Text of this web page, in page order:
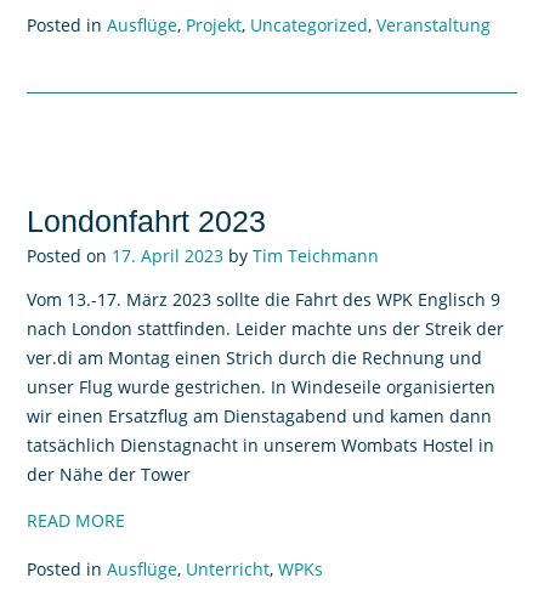
Posted in Ausflüge, Projekt, Uncategorized, Veranstaltung
Londonfahrt 2023
Posted on 17. April 2023 by Tim Teichmann
Vom 13.-17. März 2023 sollte die Fahrt des WPK Englisch 9
nach London stattfinden. Leider machte uns der Streik der
ver.di am Montag einen Strich durch die Rechnung und
unser Flug wurde gestrichen. In Windeseile organisierten
wir einen Ersatzflug am Dienstagabend und kamen dann
tatsächlich Dienstagnacht in unserem Wombats Hostel in
der Nähe der Tower
READ MORE
Posted in Ausflüge, Unterricht, WPKs